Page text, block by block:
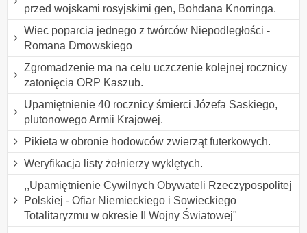
przed wojskami rosyjskimi gen, Bohdana Knorringa.
Wiec poparcia jednego z twórców Niepodległości -
Romana Dmowskiego
Zgromadzenie ma na celu uczczenie kolejnej rocznicy
zatonięcia ORP Kaszub.
Upamiętnienie 40 rocznicy śmierci Józefa Saskiego,
plutonowego Armii Krajowej.
Pikieta w obronie hodowców zwierząt futerkowych.
Weryfikacja listy żołnierzy wyklętych.
,,Upamiętnienie Cywilnych Obywateli Rzeczypospolitej
Polskiej - Ofiar Niemieckiego i Sowieckiego
Totalitaryzmu w okresie II Wojny Światowej"